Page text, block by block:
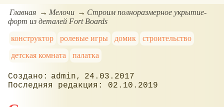
Главная Мелочи
Строим полноразмерное укрытие-
форт из деталей Fort Boards
конструктор
ролевые игры домик
строительство
детская комната
палатка
admin
24.03.2017
02.10.2019